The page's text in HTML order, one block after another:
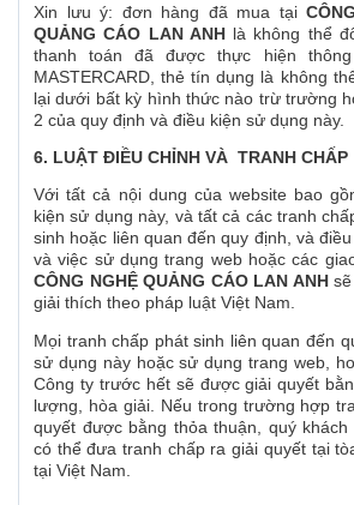
Xin lưu ý: đơn hàng đã mua tại
QUẢNG CÁO LAN ANH là không thể
thanh toán đã được thực hiện thông
MASTERCARD, thẻ tín dụng là không
lại dưới bất kỳ hình thức nào trừ trường
2 của quy định và điều kiện sử dụng này.
6. LUẬT ĐIỀU CHỈNH VÀ TRANH CHẤP
Với tất cả nội dung của website bao
kiện sử dụng này, và tất cả các tranh
sinh hoặc liên quan đến quy định, và
và việc sử dụng trang web hoặc các
CÔNG NGHỆ QUẢNG CÁO LAN ANH
giải thích theo pháp luật Việt Nam.
Mọi tranh chấp phát sinh liên quan đến
sử dụng này hoặc sử dụng trang web,
Công ty trước hết sẽ được giải quyết
lượng, hòa giải. Nếu trong trường hợp
quyết được bằng thỏa thuận, quý
có thể đưa tranh chấp ra giải quyết tại
tại Việt Nam.